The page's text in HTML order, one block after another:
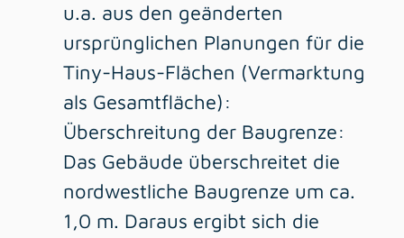
u.a. aus den geänderten
ursprünglichen Planungen für die
Tiny-Haus-Flächen (Vermarktung
als Gesamtfläche):
Überschreitung der Baugrenze:
Das Gebäude überschreitet die
nordwestliche Baugrenze um ca.
1,0 m. Daraus ergibt sich die